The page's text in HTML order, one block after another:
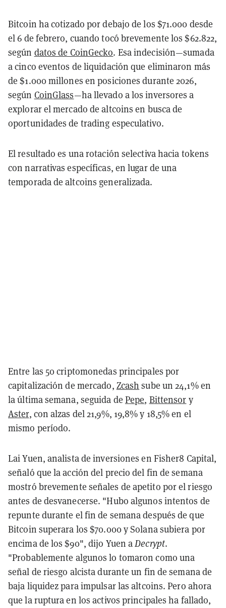
Bitcoin ha cotizado por debajo de los $71.000 desde
el 6 de febrero, cuando tocó brevemente los $62.822,
según datos de CoinGecko. Esa indecisión—sumada
a cinco eventos de liquidación que eliminaron más
de $1.000 millones en posiciones durante 2026,
según CoinGlass—ha llevado a los inversores a
explorar el mercado de altcoins en busca de
oportunidades de trading especulativo.
El resultado es una rotación selectiva hacia tokens
con narrativas específicas, en lugar de una
temporada de altcoins generalizada.
Entre las 50 criptomonedas principales por
capitalización de mercado, Zcash sube un 24,1% en
la última semana, seguida de Pepe, Bittensor y
Aster, con alzas del 21,9%, 19,8% y 18,5% en el
mismo período.
Lai Yuen, analista de inversiones en Fisher8 Capital,
señaló que la acción del precio del fin de semana
mostró brevemente señales de apetito por el riesgo
antes de desvanecerse. "Hubo algunos intentos de
repunte durante el fin de semana después de que
Bitcoin superara los $70.000 y Solana subiera por
encima de los $90", dijo Yuen aDecrypt.
"Probablemente algunos lo tomaron como una
señal de riesgo alcista durante un fin de semana de
baja liquidez para impulsar las altcoins. Pero ahora
que la ruptura en los activos principales ha fallado,